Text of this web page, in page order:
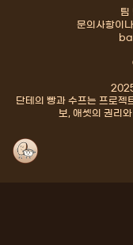
팀
문의사항이
단테의 빵과 수프는 프로젝
보, 애셋의 권리